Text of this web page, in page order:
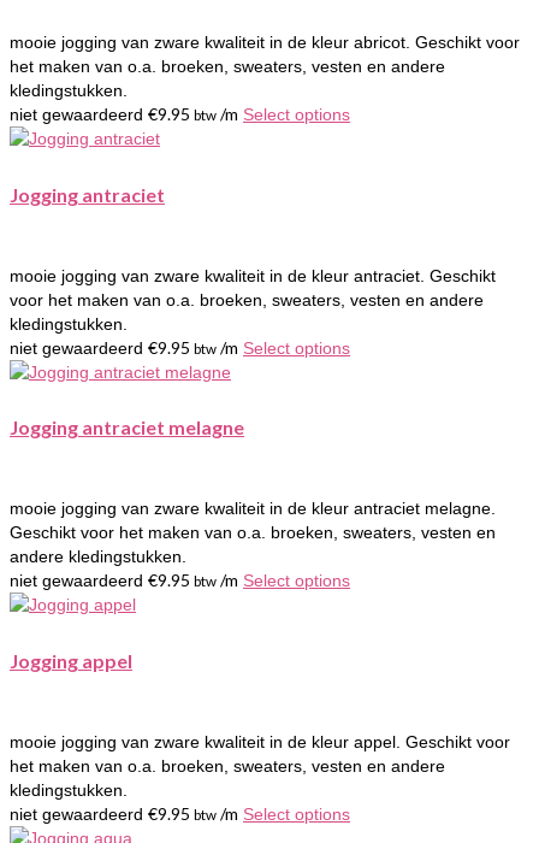
mooie jogging van zware kwaliteit in de kleur abricot. Geschikt voor
het maken van o.a. broeken, sweaters, vesten en andere
kledingstukken.
niet gewaardeerd €9.95 btw /m Select options
Jogging antraciet
mooie jogging van zware kwaliteit in de kleur antraciet. Geschikt
voor het maken van o.a. broeken, sweaters, vesten en andere
kledingstukken.
niet gewaardeerd €9.95 btw /m Select options
Jogging antraciet melagne
mooie jogging van zware kwaliteit in de kleur antraciet melagne.
Geschikt voor het maken van o.a. broeken, sweaters, vesten en
andere kledingstukken.
niet gewaardeerd €9.95 btw /m Select options
Jogging appel
mooie jogging van zware kwaliteit in de kleur appel. Geschikt voor
het maken van o.a. broeken, sweaters, vesten en andere
kledingstukken.
niet gewaardeerd €9.95 btw /m Select options